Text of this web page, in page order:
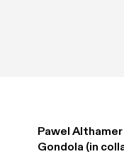
Pawel Althamer
Gondola (in